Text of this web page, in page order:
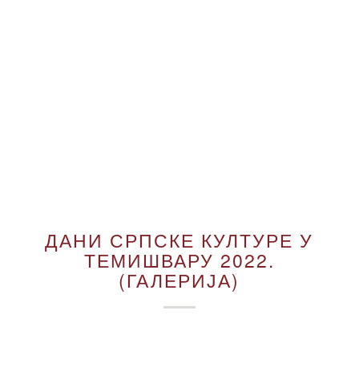
ДАНИ СРПСКЕ КУЛТУРЕ У
ТЕМИШВАРУ 2022.
(ГАЛЕРИЈА)